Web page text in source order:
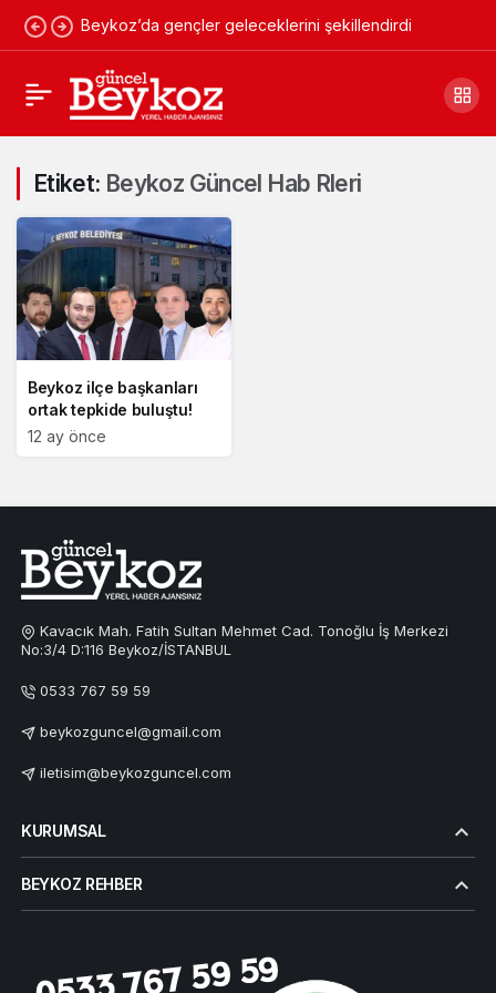
Beykoz’da gençler geleceklerini şekillendirdi
Etiket: Beykoz Güncel Hab Rleri
Beykoz ilçe başkanları
ortak tepkide buluştu!
12 ay önce
Kavacık Mah. Fatih Sultan Mehmet Cad. Tonoğlu İş Merkezi
No:3/4 D:116 Beykoz/İSTANBUL
0533 767 59 59
beykozguncel@gmail.com
iletisim@beykozguncel.com
KURUMSAL
BEYKOZ REHBER